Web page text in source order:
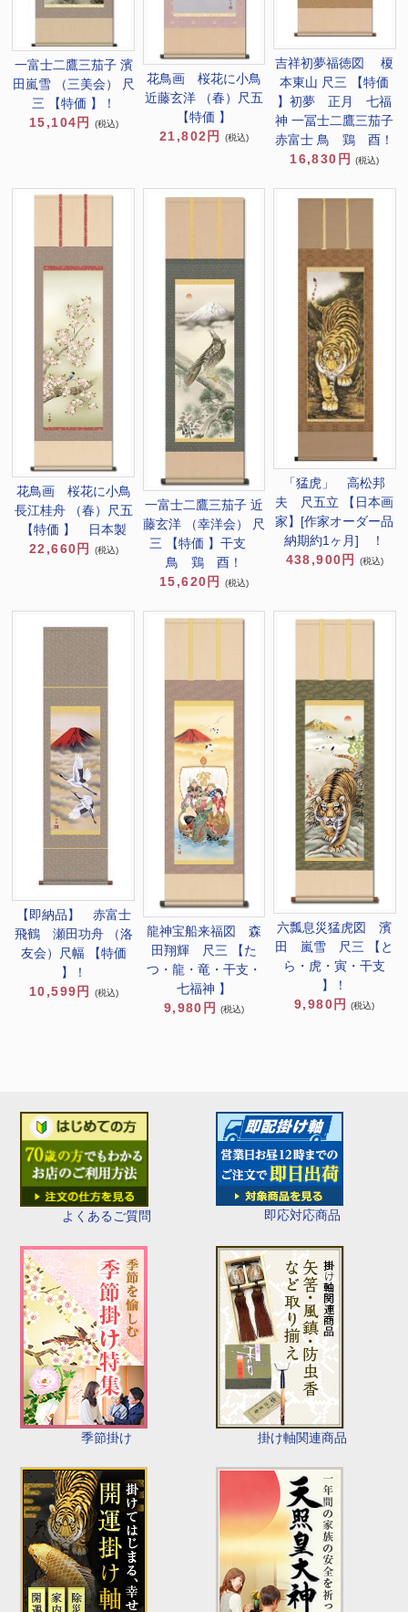
よくあるご質問 即応対応商品
季節掛け 掛け軸関連商品
一富士二鷹三茄子 濱
田嵐雪 （三美会） 尺
三 【特価 】！
15,104円
(税込)
花鳥画 桜花に小鳥
近藤玄洋 （春）尺五
【特価 】
21,802円
(税込)
吉祥初夢福徳図 榎
本東山 尺三 【特価
】初夢 正月 七福
神 一冨士二鷹三茄子
赤富士 鳥 鶏 酉！
16,830円
(税込)
花鳥画 桜花に小鳥
長江桂舟 （春）尺五
【特価 】 日本製
22,660円
(税込)
一富士二鷹三茄子 近
藤玄洋 （幸洋会） 尺
三 【特価 】干支
鳥 鶏 酉！
15,620円
(税込)
「猛虎」 高松邦
夫 尺五立 【日本画
家】[作家オーダー品
納期約1ヶ月] ！
438,900円
(税込)
【即納品】 赤富士
飛鶴 瀬田功舟 （洛
友会）尺幅 【特価
】！
10,599円
(税込)
龍神宝船来福図 森
田翔輝 尺三 【た
つ・龍・竜・干支・
七福神 】
9,980円
(税込)
六瓢息災猛虎図 濱
田 嵐雪 尺三 【と
ら・虎・寅・干支
】！
9,980円
(税込)